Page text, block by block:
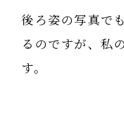
後ろ姿の写真で
るのですが、私
す。